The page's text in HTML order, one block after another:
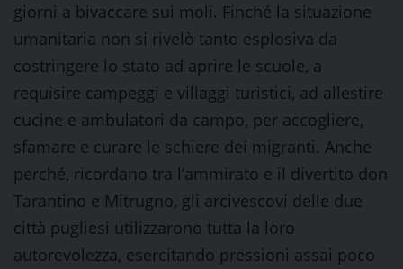
giorni a bivaccare sui moli. Finché la situazione
umanitaria non si rivelò tanto esplosiva da
costringere lo stato ad aprire le scuole, a
requisire campeggi e villaggi turistici, ad allestire
cucine e ambulatori da campo, per accogliere,
sfamare e curare le schiere dei migranti. Anche
perché, ricordano tra l’ammirato e il divertito don
Tarantino e Mitrugno, gli arcivescovi delle due
città pugliesi utilizzarono tutta la loro
autorevolezza, esercitando pressioni assai poco